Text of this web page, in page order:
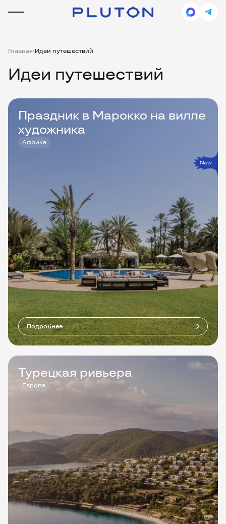
Главная Идеи путешествий
Идеи путешествий
Праздник в Марокко на вилле
художника
Африка
Подробнее
Турецкая ривьера
Европа